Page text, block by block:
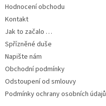
Hodnocení obchodu
Kontakt
Jak to začalo …
Spřízněné duše
Napište nám
Obchodní podmínky
Odstoupení od smlouvy
Podmínky ochrany osobních údajů